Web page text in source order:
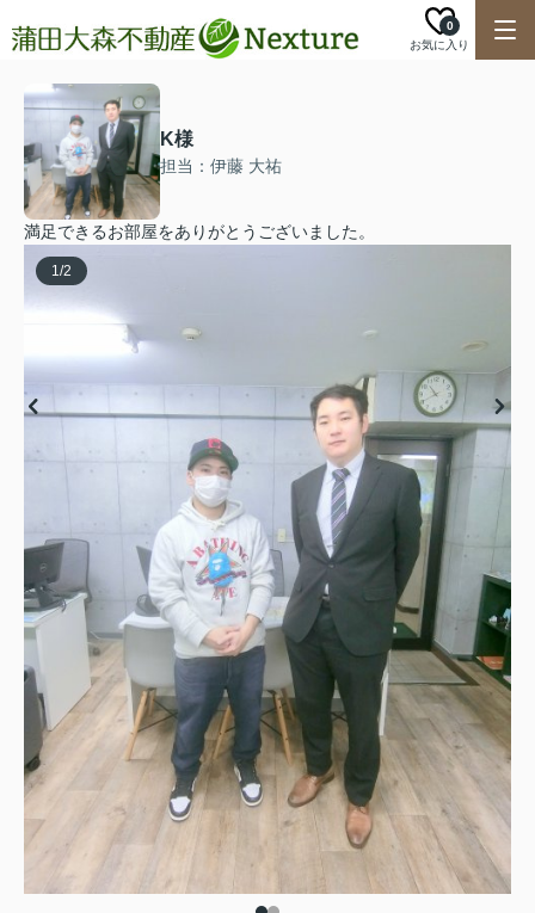
お気に入り
0
K様
担当：伊藤 大祐
満足できるお部屋をありがとうございました。
1/2